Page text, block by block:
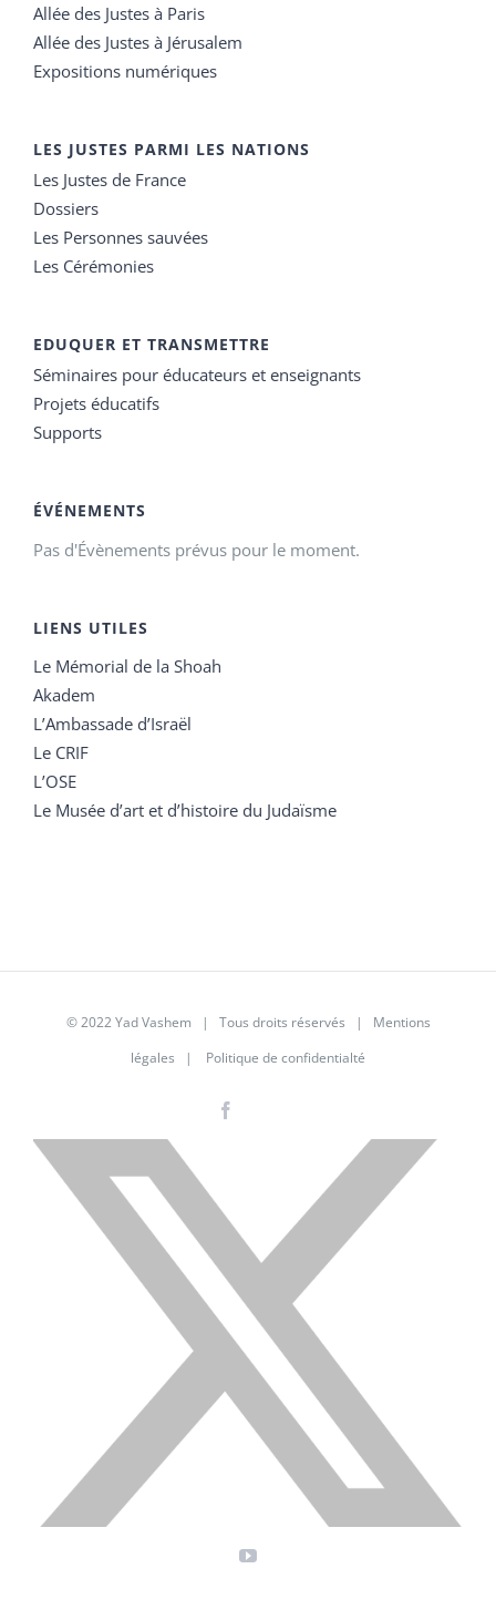
Allée des Justes à Paris
Allée des Justes à Jérusalem
Expositions numériques
LES JUSTES PARMI LES NATIONS
Les Justes de France
Dossiers
Les Personnes sauvées
Les Cérémonies
EDUQUER ET TRANSMETTRE
Séminaires pour éducateurs et enseignants
Projets éducatifs
Supports
ÉVÉNEMENTS
Pas d'Évènements prévus pour le moment.
LIENS UTILES
Le Mémorial de la Shoah
Akadem
L’Ambassade d’Israël
Le CRIF
L’OSE
Le Musée d’art et d’histoire du Judaïsme
© 2022 Yad Vashem | Tous droits réservés | Mentions
légales | Politique de confidentialté
X
YouTube